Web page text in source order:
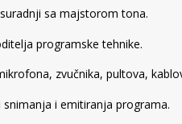
sa majstorom tona.
programske tehnike.
zvučnika, pultova,
i emitiranja programa.